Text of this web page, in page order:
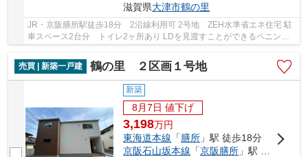
滋賀県大津市鶴の里
JR・京阪膳所駅徒歩18分 2沿線利用可 2号地 ZEH水準省エネ住宅 駐
車スペース2台分 トイレ2ヶ所あり LDを見渡すことができるペニンシ
売買 | 新築一戸建
鶴の里 ２区画１号地
新築
8月7日 値下げ
3,198万円
東海道本線 「膳所 」駅 徒歩18分
京阪石山坂本線 「京阪膳所 」駅 徒歩18分